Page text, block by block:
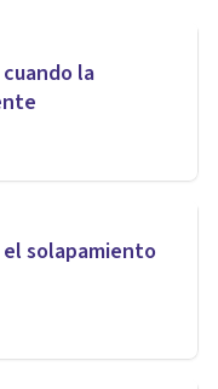
la
el solapamiento